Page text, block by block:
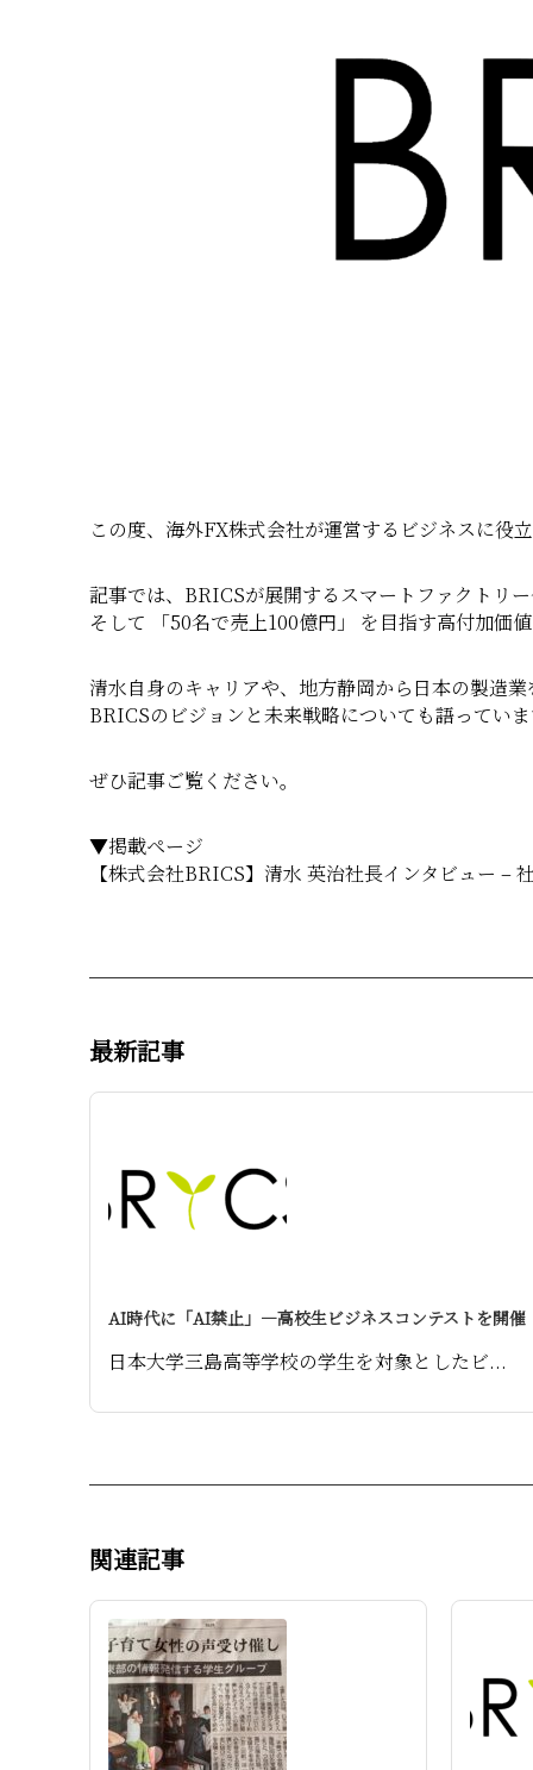
この度、 海外FX株式会社が運営するビジネスに役
記事では、BRICSが展開するスマートファクトリ
そして 「50名で売上100億円」 を目指す高付加価
清水自身のキャリアや、地方静岡から日本の製造
BRICSのビジョンと未来戦略についても語ってい
ぜひ記事ご覧ください。
▼掲載ページ
【株式会社BRICS】清水 英治社長インタビュー
最新記事
AI時代に「AI禁止」—高校生ビジネスコンテストを開催
日本大学三島高等学校の学生を対象としたビ...
関連記事